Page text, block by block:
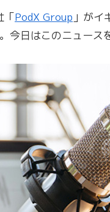
「PodX Group 」がイ
今日はこのニュース